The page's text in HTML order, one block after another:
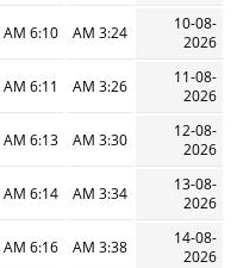
10-08-
2026
3:24 AM
6:10 AM
11-08-
2026
3:26 AM
6:11 AM
12-08-
2026
3:30 AM
6:13 AM
13-08-
2026
3:34 AM
6:14 AM
14-08-
2026
3:38 AM
6:16 AM